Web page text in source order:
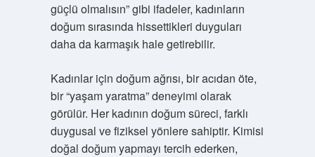
güçlü olmalısın” gibi ifadeler, kadınların
doğum sırasında hissettikleri duyguları
daha da karmaşık hale getirebilir.
Kadınlar için doğum ağrısı, bir acıdan öte,
bir “yaşam yaratma” deneyimi olarak
görülür. Her kadının doğum süreci, farklı
duygusal ve fiziksel yönlere sahiptir. Kimisi
doğal doğum yapmayı tercih ederken,